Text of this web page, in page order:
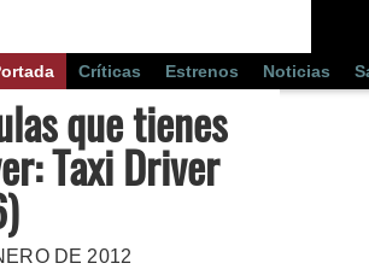
Críticas Estrenos Noticias
que tienes
Taxi Driver
DE 2012